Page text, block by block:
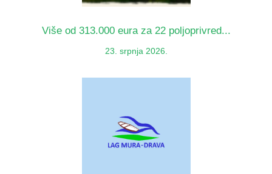
Više od 313.000 eura za 22 poljoprivred...
23. srpnja 2026.